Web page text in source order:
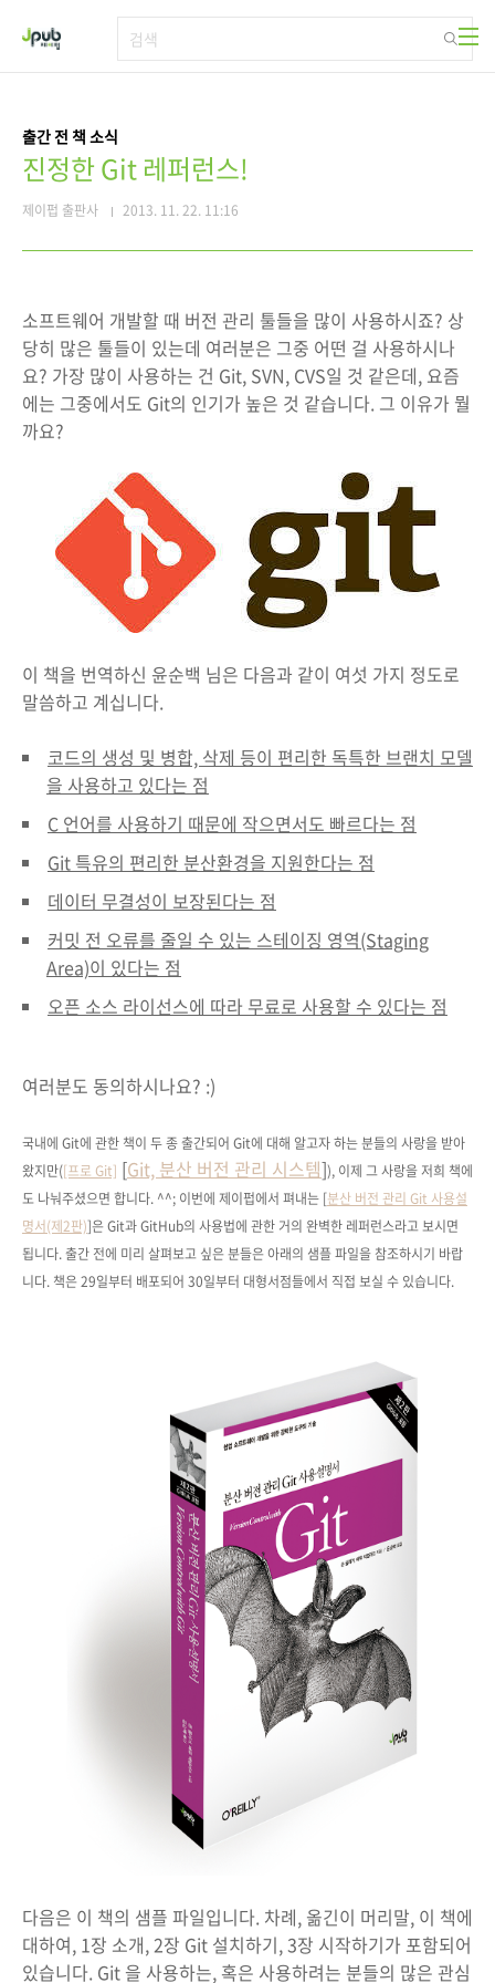
출간 전 책 소식
진정한 Git 레퍼런스!
제이펍 출판사 2013. 11. 22. 11:16
소프트웨어 개발할 때 버전 관리 툴들을 많이 사용하시죠? 상
당히 많은 툴들이 있는데 여러분은 그중 어떤 걸 사용하시나
요? 가장 많이 사용하는 건 Git, SVN, CVS일 것 같은데, 요즘
에는 그중에서도 Git의 인기가 높은 것 같습니다. 그 이유가 뭘
까요?
이 책을 번역하신 윤순백 님은 다음과 같이 여섯 가지 정도로
말씀하고 계십니다.
코드의 생성 및 병합, 삭제 등이 편리한 독특한 브랜치 모델
을 사용하고 있다는 점
C 언어를 사용하기 때문에 작으면서도 빠르다는 점
Git 특유의 편리한 분산환경을 지원한다는 점
데이터 무결성이 보장된다는 점
커밋 전 오류를 줄일 수 있는 스테이징 영역(Staging
Area)이 있다는 점
오픈 소스 라이선스에 따라 무료로 사용할 수 있다는 점
여러분도 동의하시나요? :)
국내에 Git에 관한 책이 두 종 출간되어 Git에 대해 알고자 하는 분들의 사랑을 받아
왔지만([프로 Git] [Git, 분산 버전 관리 시스템]), 이제 그 사랑을 저희 책에
도 나눠주셨으면 합니다. ^^; 이번에 제이펍에서 펴내는 [분산 버전 관리 Git 사용설
명서(제2판)]은 Git과 GitHub의 사용법에 관한 거의 완벽한 레퍼런스라고 보시면
됩니다. 출간 전에 미리 살펴보고 싶은 분들은 아래의 샘플 파일을 참조하시기 바랍
니다. 책은 29일부터 배포되어 30일부터 대형서점들에서 직접 보실 수 있습니다.
다음은 이 책의 샘플 파일입니다. 차례, 옮긴이 머리말, 이 책에
대하여, 1장 소개, 2장 Git 설치하기, 3장 시작하기가 포함되어
있습니다. Git 을 사용하는, 혹은 사용하려는 분들의 많은 관심